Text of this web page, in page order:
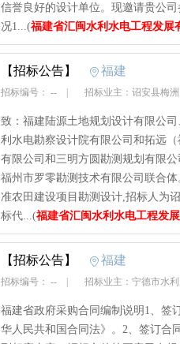
信誉良好的设计单位。现邀请贵公
况1...(福建省汇闽水利水电工程发展
【招标公告】 福建
招标编号： -- 招标业主：诏安县梅
致：福建陆源土地规划设计有限公
利水电勘察设计院有限公司和拓远
有限公司和三明方圆勘测规划有限
福州市罗零勘测技术有限公司联合
准农田建设项目勘测设计,招标人为
标代...(福建省汇闽水利水电工程发
【招标公告】 福建
招标编号： -- 招标业主：宁德市水
福建省政府采购合同编制说明1、签
华人民共和国合同法》。2、签订合